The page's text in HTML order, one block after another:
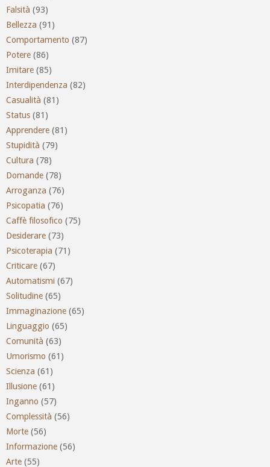
Falsità (93)
Bellezza (91)
Comportamento (87)
Potere (86)
Imitare (85)
Interdipendenza (82)
Casualità (81)
Status (81)
Apprendere (81)
Stupidità (79)
Cultura (78)
Domande (78)
Arroganza (76)
Psicopatia (76)
Caffè filosofico (75)
Desiderare (73)
Psicoterapia (71)
Criticare (67)
Automatismi (67)
Solitudine (65)
Immaginazione (65)
Linguaggio (65)
Comunità (63)
Umorismo (61)
Scienza (61)
Illusione (61)
Inganno (57)
Complessità (56)
Morte (56)
Informazione (56)
Arte (55)